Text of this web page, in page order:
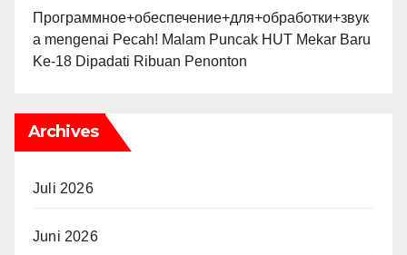
Программное+обеспечение+для+обработки+звук
а mengenai Pecah! Malam Puncak HUT Mekar Baru
Ke-18 Dipadati Ribuan Penonton
Archives
Juli 2026
Juni 2026